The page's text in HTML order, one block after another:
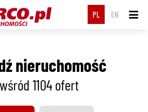
PL EN
nieruchomość
wśród 1104ofert